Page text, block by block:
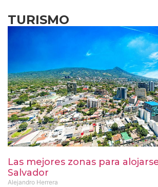
TURISMO
Las mejores zonas para
Salvador
Alejandro Herrera